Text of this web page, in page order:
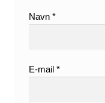
Navn*
E-mail*